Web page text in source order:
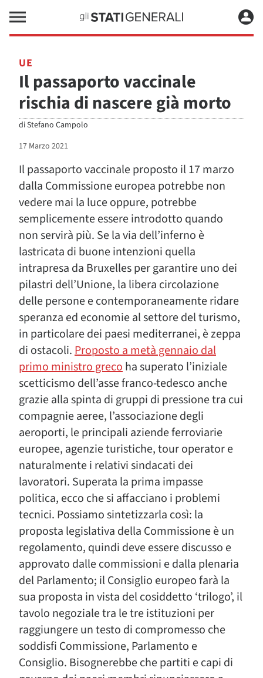
UE
Il passaporto vaccinale
rischia di nascere già morto
diStefano Campolo
17 Marzo 2021
Il passaporto vaccinale proposto il 17 marzo
dalla Commissione europea potrebbe non
vedere mai la luce oppure, potrebbe
semplicemente essere introdotto quando
non servirà più. Se la via dell’inferno è
lastricata di buone intenzioni quella
intrapresa da Bruxelles per garantire uno dei
pilastri dell’Unione, la libera circolazione
delle persone e contemporaneamente ridare
speranza ed economie al settore del turismo,
in particolare dei paesi mediterranei, è zeppa
di ostacoli.Proposto a metà gennaio dal
primo ministro grecoha superato l’iniziale
scetticismo dell’asse franco-tedesco anche
grazie alla spinta di gruppi di pressione tra cui
compagnie aeree, l’associazione degli
aeroporti, le principali aziende ferroviarie
europee, agenzie turistiche, tour operator e
naturalmente i relativi sindacati dei
lavoratori. Superata la prima impasse
politica, ecco che si affacciano i problemi
tecnici. Possiamo sintetizzarla così: la
proposta legislativa della Commissione è un
regolamento, quindi deve essere discusso e
approvato dalle commissioni e dalla plenaria
del Parlamento; il Consiglio europeo farà la
sua proposta in vista del cosiddetto ‘trilogo’, il
tavolo negoziale tra le tre istituzioni per
raggiungere un testo di compromesso che
soddisfi Commissione, Parlamento e
Consiglio. Bisognerebbe che partiti e capi di